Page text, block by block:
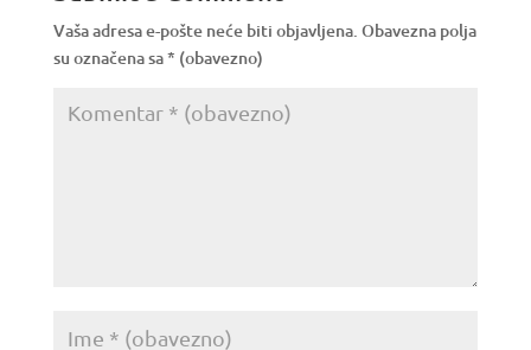
Vaša adresa e-pošte neće biti objavljena. Obavezna polja
su označena sa* (obavezno)